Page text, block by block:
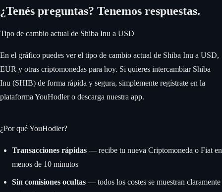
¿Tenés preguntas? Tenemos respuestas.
Tipo de cambio actual de Shiba Inu a USD
En el gráfico puedes ver el tipo de cambio actual de Shiba Inu a USD,
EUR y otras criptomonedas para hoy. Si quieres intercambiar Shiba
Inu (SHIB) de forma rápida y segura, simplemente regístrate en la
plataforma YouHodler o descarga nuestra app.
¿Por qué YouHodler?
Transacciones rápidas — recibe tu nueva Criptomoneda o Fiat en
menos de 10 minutos
Sin comisiones ocultas — todos los costes se muestran claramente